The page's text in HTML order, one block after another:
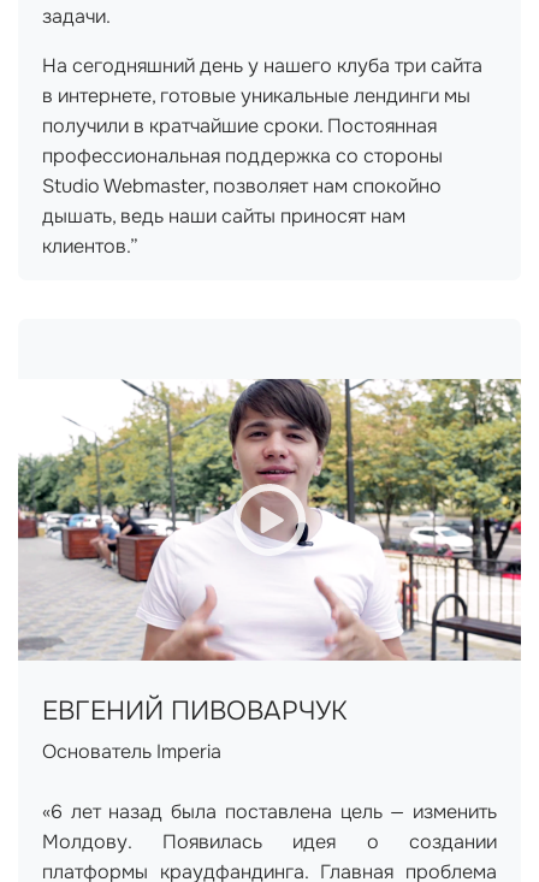
задачи.
На сегодняшний день у нашего клуба три сайта
в интернете, готовые уникальные лендинги мы
получили в кратчайшие сроки. Постоянная
профессиональная поддержка со стороны
Studio Webmaster, позволяет нам спокойно
дышать, ведь наши сайты приносят нам
клиентов.”
ЕВГЕНИЙ ПИВОВАРЧУК
Основатель Imperia
«6 лет назад была поставлена цель — изменить
Молдову. Появилась идея о создании
платформы краудфандинга. Главная проблема